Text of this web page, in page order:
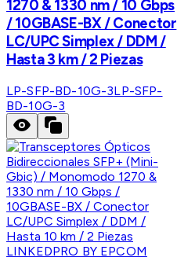
1270 & 1330 nm / 10 Gbps
/ 10GBASE-BX / Conector
LC/UPC Simplex / DDM /
Hasta 3 km / 2 Piezas
LP-SFP-BD-10G-3LP-SFP-
BD-10G-3
LINKEDPRO BY EPCOM